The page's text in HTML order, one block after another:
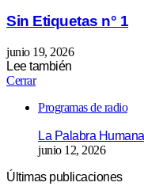
Sin Etiquetas n° 1
junio 19, 2026
Lee también
Cerrar
Programas de radio
La Palabra
junio 12, 2026
Últimas publicaciones